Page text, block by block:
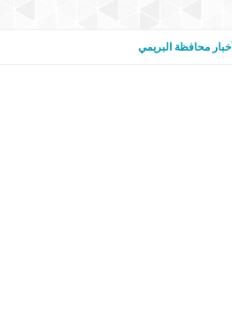
أخبار محافظة البريمي